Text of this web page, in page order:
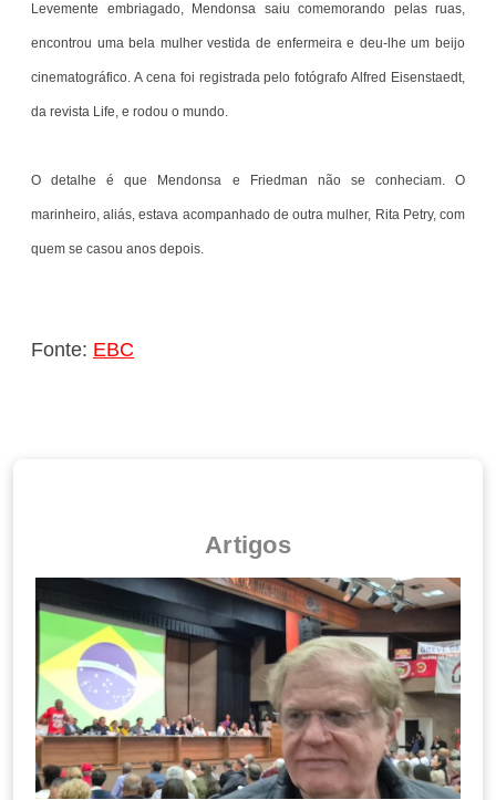
Levemente embriagado, Mendonsa saiu comemorando pelas ruas,
encontrou uma bela mulher vestida de enfermeira e deu-lhe um beijo
cinematográfico. A cena foi registrada pelo fotógrafo Alfred Eisenstaedt,
da revista Life, e rodou o mundo.
O detalhe é que Mendonsa e Friedman não se conheciam. O
marinheiro, aliás, estava acompanhado de outra mulher, Rita Petry, com
quem se casou anos depois.
Fonte: EBC
Artigos